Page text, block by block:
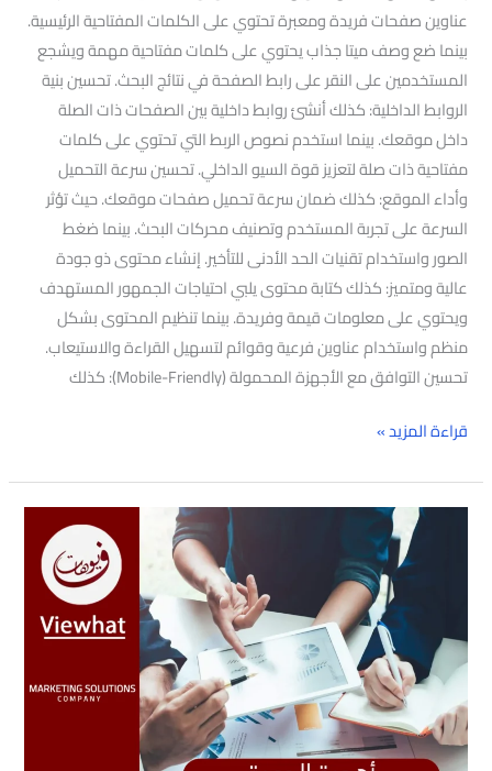
عناوين صفحات فريدة ومعبرة تحتوي على الكلمات المفتاحية الرئيسية.
بينما ضع وصف ميتا جذاب يحتوي على كلمات مفتاحية مهمة ويشجع
المستخدمين على النقر على رابط الصفحة في نتائج البحث. تحسين بنية
الروابط الداخلية: كذلك أنشئ روابط داخلية بين الصفحات ذات الصلة
داخل موقعك. بينما استخدم نصوص الربط التي تحتوي على كلمات
مفتاحية ذات صلة لتعزيز قوة السيو الداخلي. تحسين سرعة التحميل
وأداء الموقع: كذلك ضمان سرعة تحميل صفحات موقعك. حيث تؤثر
السرعة على تجربة المستخدم وتصنيف محركات البحث. بينما ضغط
الصور واستخدام تقنيات الحد الأدنى للتأخير. إنشاء محتوى ذو جودة
عالية ومتميز: كذلك كتابة محتوى يلبي احتياجات الجمهور المستهدف
ويحتوي على معلومات قيمة وفريدة. بينما تنظيم المحتوى بشكل
منظم واستخدام عناوين فرعية وقوائم لتسهيل القراءة والاستيعاب.
تحسين التوافق مع الأجهزة المحمولة (Mobile-Friendly): كذلك
قراءة المزيد »
خطوات
توك
SEO
في
دبي